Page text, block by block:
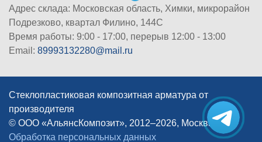
Адрес склада: Московская область, Химки, микрорайон
Подрезково, квартал Филино, 144С
Время работы: 9:00 - 17:00, перерыв 12:00 - 13:00
Email: 89993132280@mail.ru
Стеклопластиковая композитная арматура от
производителя
© ООО «АльянсКомпозит», 2012–2026, Москва
|
Обработка персональных данных